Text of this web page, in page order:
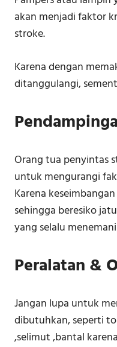
akan menjadi faktor
stroke.
Karena dengan
ditanggulangi,
Orang tua penyintas
untuk mengurangi
Karena
sehingga beresiko
yang selalu
Peralatan &
Jangan lupa untuk
dibutuhkan, seperti
,selimut ,bantal